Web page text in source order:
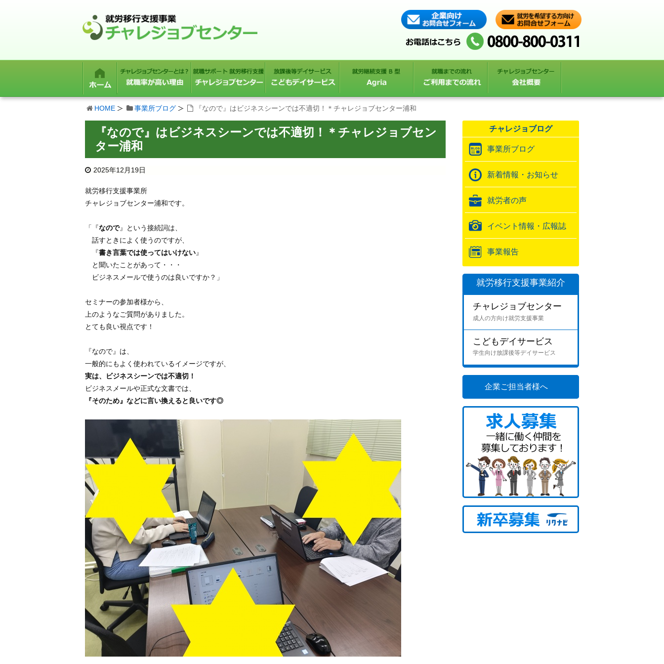
HOME 事業所ブログ 『なので』はビジネスシーンでは不適切！＊チャレジョブセンター浦和
『なので』はビジネスシーンでは不適切！＊チャレジョブセン
ター浦和
2025年12月19日
就労移行支援事業所
チャレジョブセンター浦和です。
「『なので』という接続詞は、
話すときによく使うのですが、
『書き言葉では使ってはいけない』
と聞いたことがあって・・・
ビジネスメールで使うのは良いですか？」
セミナーの参加者様から、
上のようなご質問がありました。
とても良い視点です！
『なので』は、
一般的にもよく使われているイメージですが、
実は、ビジネスシーンでは不適切！
ビジネスメールや正式な文書では、
『そのため』などに言い換えると良いです◎
チャレジョブログ
事業所ブログ
新着情報・お知らせ
就労者の声
イベント情報・広報誌
事業報告
就労移行支援事業紹介
チャレジョブセンター
成人の方向け就労支援事業
こどもデイサービス
学生向け放課後等デイサービス
企業ご担当者様へ